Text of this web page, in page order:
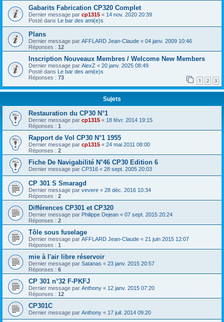
Gabarits Fabrication CP320 Complet
Dernier message par cp1315 « 14 nov. 2020 20:39
Posté dans Le bar des ami(e)s
Plans
Dernier message par AFFLARD Jean-Claude « 04 janv. 2009 10:46
Réponses : 12
Inscription Nouveaux Membres / Welcome New Members
Dernier message par AlexZ « 20 janv. 2025 08:49
Posté dans Le bar des ami(e)s
Réponses : 73 1 2 3
Sujets
Restauration du CP30 N°1
Dernier message par cp1315 « 18 févr. 2014 19:15
Réponses : 1
Rapport de Vol CP30 N°1 1955
Dernier message par cp1315 « 24 mai 2011 08:00
Réponses : 2
Fiche De Navigabilité N°46 CP30 Edition 6
Dernier message par CP316 « 28 sept. 2005 20:03
CP 301 S Smaragd
Dernier message par vevere « 28 déc. 2016 10:34
Réponses : 2
Différences CP301 et CP320
Dernier message par Philippe Dejean « 07 sept. 2015 20:24
Réponses : 2
Tôle sous fuselage
Dernier message par AFFLARD Jean-Claude « 21 juin 2015 12:07
Réponses : 1
mie à l'air libre réservoir
Dernier message par Satanas « 23 janv. 2015 20:57
Réponses : 6
CP 301 n°32 F-PKFJ
Dernier message par Anthony « 12 janv. 2015 07:20
Réponses : 12
CP301C
Dernier message par Anthony « 17 juil. 2014 09:20